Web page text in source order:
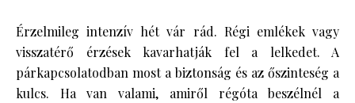
Érzelmileg intenzív hét vár rád. Régi emlékek vagy
visszatérő érzések kavarhatják fel a lelkedet. A
párkapcsolatodban most a biztonság és az őszinteség a
kulcs. Ha van valami, amiről régóta beszélnél a